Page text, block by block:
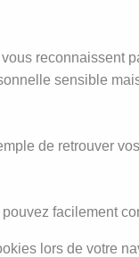
reconnaissent
sensible
de retrouver
facilement
lors de votre